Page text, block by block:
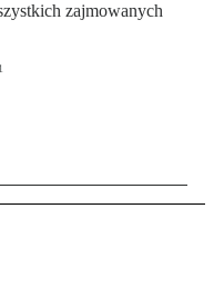
zajmowanych